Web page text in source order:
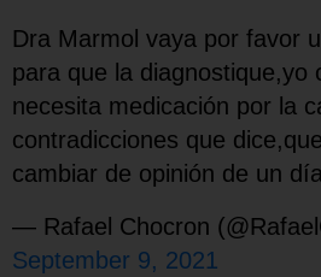
Dra Marmol vaya por favor
para que la diagnostique,yo
necesita medicación por la
contradicciones que
cambiar de opinión de un
— Rafael Chocron
September 9, 2021